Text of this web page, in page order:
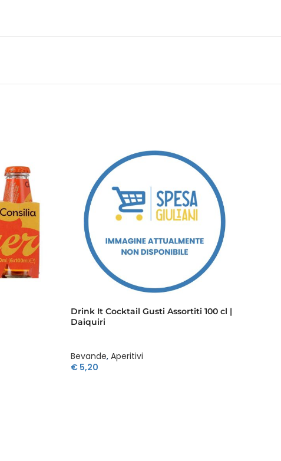
Drink It Cocktail Gusti Assortiti 100 cl |
Daiquiri
Bevande, Aperitivi
€5,20